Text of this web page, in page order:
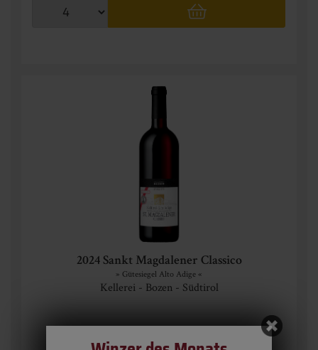
2024 Sankt Magdalener Classico
» Gütesiegel Alto Adige «
Kellerei - Bozen - Südtirol
95